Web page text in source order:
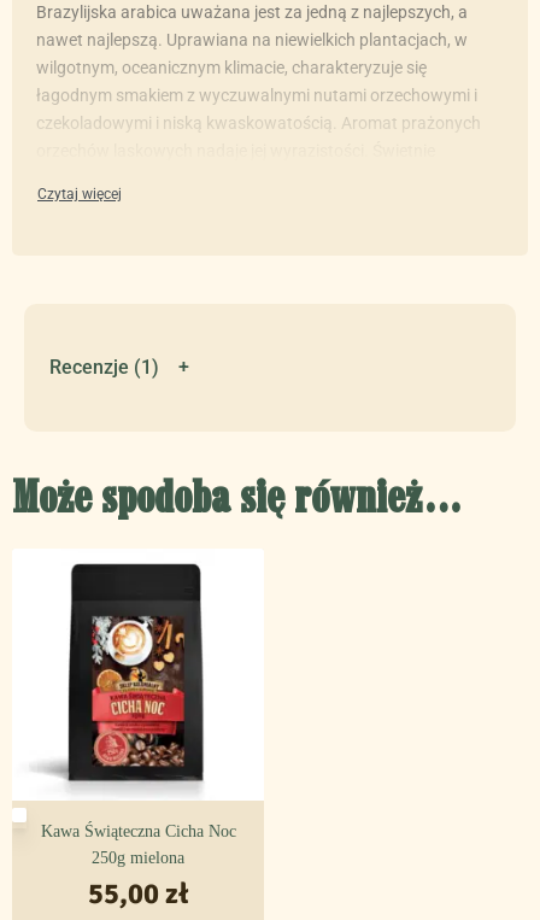
Brazylijska arabica uważana jest za jedną z najlepszych, a
nawet najlepszą. Uprawiana na niewielkich plantacjach, w
wilgotnym, oceanicznym klimacie, charakteryzuje się
łagodnym smakiem z wyczuwalnymi nutami orzechowymi i
czekoladowymi i niską kwaskowatością. Aromat prażonych
do deserów.
przeznaczone do użytku w przemyśle spożywczym.
suchym miejscu.
Recenzje (1)
Może spodoba się również…
Kawa Świąteczna Cicha Noc
250g mielona
55,00 zł